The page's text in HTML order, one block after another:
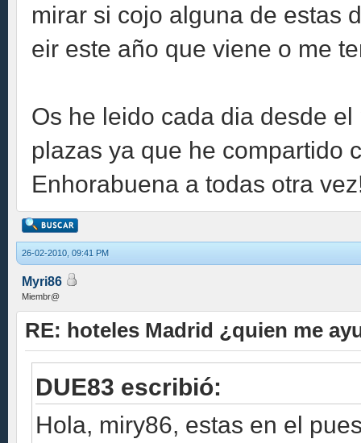
mirar si cojo alguna de estas
eir este año que viene o me
Os he leido cada dia desde
plazas ya que he compartido
Enhorabuena a todas otra
26-02-2010, 09:41 PM
Myri86
Miembr@
RE: hoteles Madrid ¿quien me
DUE83 escribió:
Hola, miry86, estas en el